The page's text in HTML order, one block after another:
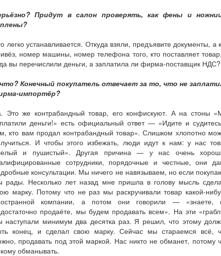
Придут в салон проверять, как фены и
легко устанавливается. Откуда взяли, предъявите документы, а
номер машины, номер телефона того, кто поставляет
вы перечислили деньги, а заплатила ли фирма-поставщик НДС?
Конечный покупатель отвечает за то, что не
импортёр?
Это же контрабандный товар, его конфискуют. А на стоны
деньги!» есть официальный ответ — «Идите и
кто вам продал контрабандный товар». Слишком хлопотно
И чтобы этого избежать, люди идут к нам: у нас
и пушистый». Другая причина — у нас очень
сотрудники, порядочные и честные, они
консультации. Мы ничего не навязываем, но если
рады. Несколько лет назад мне пришла в голову мысль
марку. Потому что не раз мы раскручивали товар какой-
компании, а потом они говорили — «знаете,
продаёте, мы будем продавать всем». На эти
наступали минимум два десятка раз. Я решил, что этому
конец, и сделал свою марку. Сейчас мы стараемся всё,
продавать под этой маркой. Нас никто не обманет, потому
обманывать.